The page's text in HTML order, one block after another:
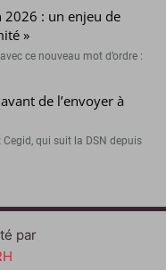
2026 : un enjeu de
»
ce nouveau mot d’ordre :
de l’envoyer à
qui suit la DSN depuis
par